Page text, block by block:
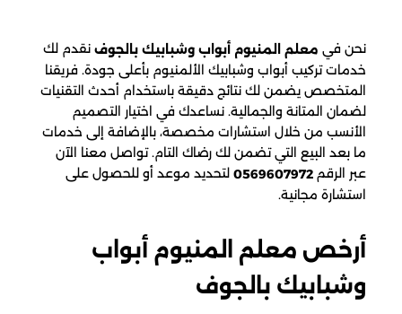
نحن في معلم المنيوم أبواب وشبابيك بالجوف نقدم لك
خدمات تركيب أبواب وشبابيك الألمنيوم بأعلى جودة. فريقنا
المتخصص يضمن لك نتائج دقيقة باستخدام أحدث التقنيات
لضمان المتانة والجمالية. نساعدك في اختيار التصميم
الأنسب من خلال استشارات مخصصة، بالإضافة إلى خدمات
ما بعد البيع التي تضمن لك رضاك التام. تواصل معنا الآن
عبر الرقم 0569607972 لتحديد موعد أو للحصول على
استشارة مجانية.
أرخص معلم المنيوم أبواب
وشبابيك بالجوف